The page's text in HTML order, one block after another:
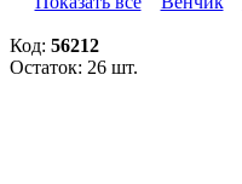
Код: 56212
Остаток: 26 шт.